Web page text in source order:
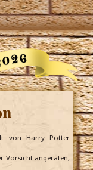
von Harry Potter
Vorsicht angeraten,